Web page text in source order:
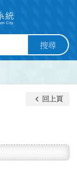
搜尋
keyboard_arrow_left 回上頁